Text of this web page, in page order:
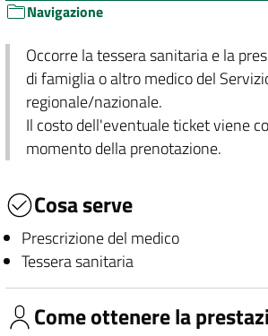
Navigazione
Occorre la tessera sanitaria e la
di famiglia o altro medico del
regionale/nazionale.
Il costo dell'eventuale ticket viene
momento della prenotazione.
Cosa serve
Prescrizione del medico
Tessera sanitaria
Come ottenere la